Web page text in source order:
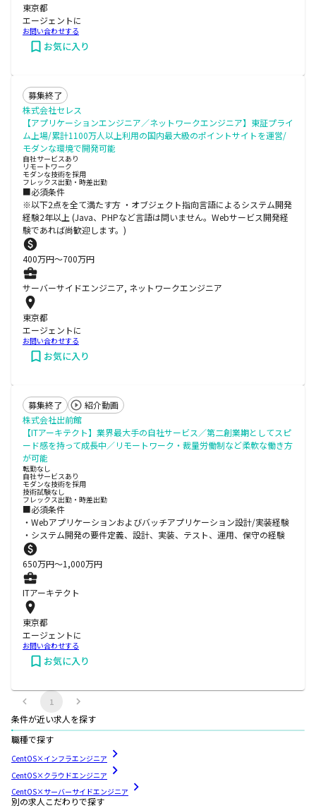
東京都
エージェントに
お問い合わせする
お気に入り
募集終了
株式会社セレス
【アプリケーションエンジニア／ネットワークエンジニア】東証プライ
ム上場/累計1100万人以上利用の国内最大級のポイントサイトを運営/
モダンな環境で開発可能
自社サービスあり
リモートワーク
モダンな技術を採用
フレックス出勤・時差出勤
■必須条件
※以下2点を全て満たす方 ・オブジェクト指向言語によるシステム開発
経験2年以上 (Java、PHPなど言語は問いません。Webサービス開発経
験であれば尚歓迎します。)
400万円〜700万円
サーバーサイドエンジニア, ネットワークエンジニア
東京都
エージェントに
お問い合わせする
お気に入り
募集終了
紹介動画
株式会社出前館
【ITアーキテクト】業界最大手の自社サービス／第二創業期としてスピ
ード感を持って成長中／リモートワーク・裁量労働制など柔軟な働き方
が可能
転勤なし
自社サービスあり
モダンな技術を採用
技術試験なし
フレックス出勤・時差出勤
■必須条件
・Webアプリケーションおよびバッチアプリケーション設計/実装経験
・システム開発の要件定義、設計、実装、テスト、運用、保守の経験
650万円〜1,000万円
ITアーキテクト
東京都
エージェントに
お問い合わせする
お気に入り
1
条件が近い求人を探す
職種で探す
CentOS×インフラエンジニア
CentOS×クラウドエンジニア
CentOS×サーバーサイドエンジニア
別の求人こだわりで探す